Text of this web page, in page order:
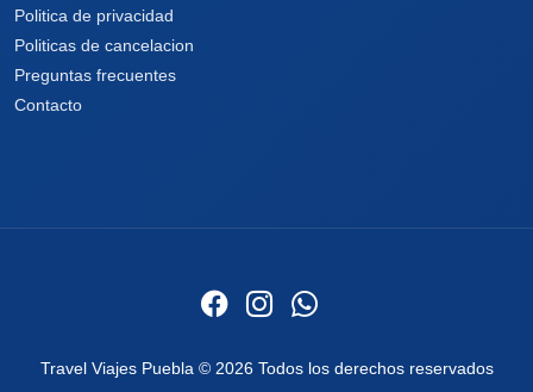
Politica de privacidad
Politicas de cancelacion
Preguntas frecuentes
Contacto
Travel Viajes Puebla © 2026 Todos los derechos reservados